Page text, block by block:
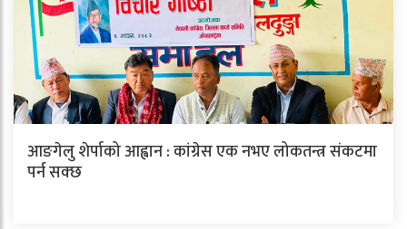
आङगेलु शेर्पाको आह्वान : कांग्रेस एक नभए लोकतन्त्र संकटमा
पर्न सक्छ